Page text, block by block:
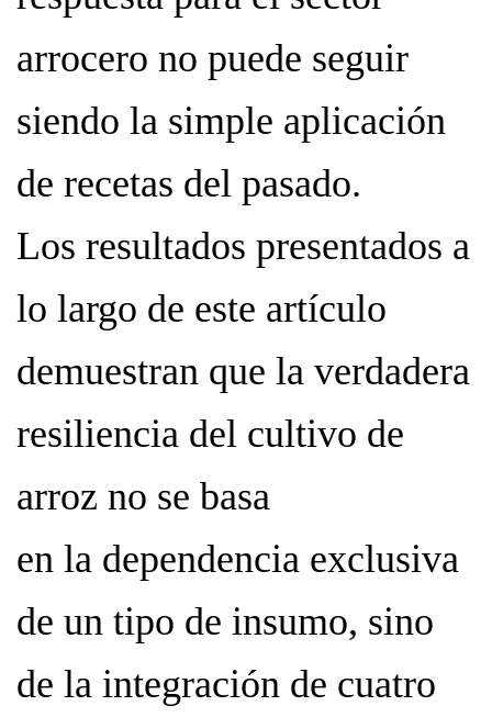
arrocero no puede seguir
siendo la simple aplicación
de recetas del pasado.
Los resultados presentados a
lo largo de este artículo
demuestran que la verdadera
resiliencia del cultivo de
arroz no se basa
en la dependencia exclusiva
de un tipo de insumo, sino
de la integración de cuatro